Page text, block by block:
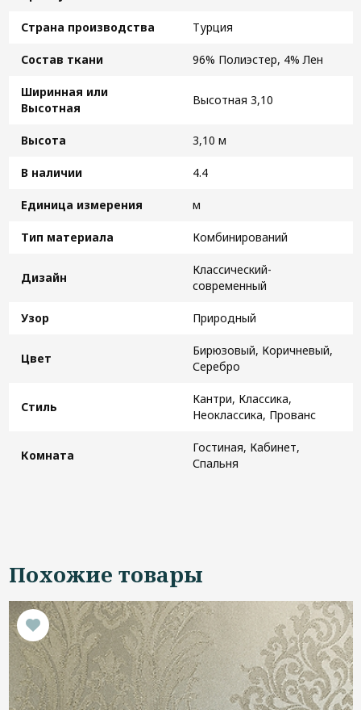
Страна производства Турция
Состав ткани 96% Полиэстер, 4% Лен
Ширинная или
Высотная
Высотная 3,10
Высота 3,10 м
В наличии 4.4
Единица измерения м
Тип материала Комбинирований
Дизайн
Классический-
современный
Узор Природный
Цвет
Бирюзовый, Коричневый,
Серебро
Стиль
Кантри, Классика,
Неоклассика, Прованс
Комната
Гостиная, Кабинет,
Спальня
Похожие товары